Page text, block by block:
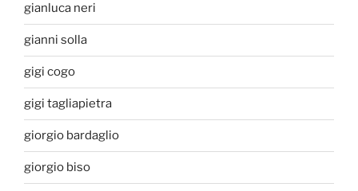
gianluca neri
gianni solla
gigi cogo
gigi tagliapietra
giorgio bardaglio
giorgio biso